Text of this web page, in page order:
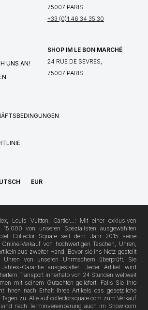
75007 PARIS
+33 (0)1 46 34 35 30
UNS AN!
SHOP IM LE BON MARCHÉ
24 RUE DE SÈVRES,
75007 PARIS
EUR
Louis Vuitton, Cartier…: Mit einer exklusiven
von unseren Spezialisten ausgewählten
Collector Square seit dem Jahr 2015 seine
Verkauf von hochwertigen Taschen, Uhren,
aus zweiter Hand. Bevor sie ins Netz gestellt
Uhren von unseren Uhrmachern überprüft. Sie
Garantie ausgestattet. Jeder Artikel wird
Transport innerhalb von 24 Stunden weltweit
mit seinem Gutachten geliefert. Falls Sie Ihre
Ihnen nach Erhalt Ihres Artikels das gesetzliche
zu. Alle auf collectorsquare.com zum Verkauf
nach Terminvereinbarung auch im Showroom